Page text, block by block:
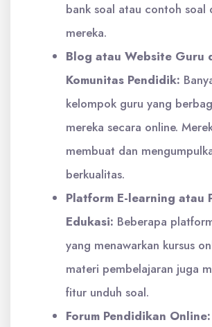
bank soal atau contoh soal
mereka.
Blog atau Website Guru
Komunitas Pendidik:
kelompok guru yang
mereka secara online.
membuat dan
berkualitas.
Platform E-learning atau
Edukasi: Beberapa
yang menawarkan kursus
materi pembelajaran juga
fitur unduh soal.
Forum Pendidikan Online: